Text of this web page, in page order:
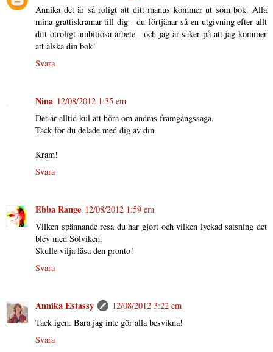
Annika det är så roligt att ditt manus kommer ut som bok. Alla
mina grattiskramar till dig - du förtjänar så en utgivning efter allt
ditt otroligt ambitiösa arbete - och jag är säker på att jag kommer
att älska din bok!
Svara
Nina 12/08/2012 1:35 em
Det är alltid kul att höra om andras framgångssaga.
Tack för du delade med dig av din.
Kram!
Svara
Ebba Range 12/08/2012 1:59 em
Vilken spännande resa du har gjort och vilken lyckad satsning det
blev med Solviken.
Skulle vilja läsa den pronto!
Svara
Annika Estassy
12/08/2012 3:22 em
Tack igen. Bara jag inte gör alla besvikna!
Svara